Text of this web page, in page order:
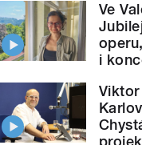
Ve
i